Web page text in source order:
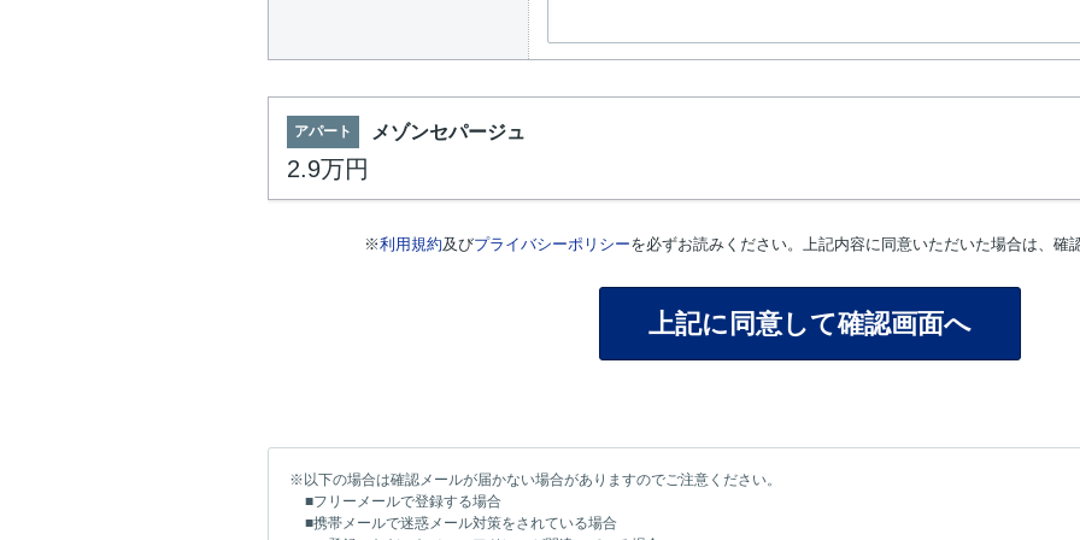
アパート メゾンセパージュ
2.9万円
※利用規約及びプライバシーポリシーを必ずお読みください。上記内容に同意いただいた場合は、確
※以下の場合は確認メールが届かない場合がありますのでご注意ください。
■フリーメールで登録する場合
■携帯メールで迷惑メール対策をされている場合